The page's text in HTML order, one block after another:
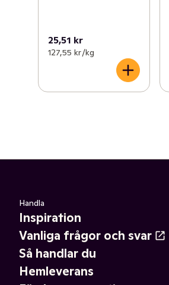
25,51 kr
127,55 kr /kg
Handla
Inspiration
Vanliga frågor och svar
Så handlar du
Hemleverans